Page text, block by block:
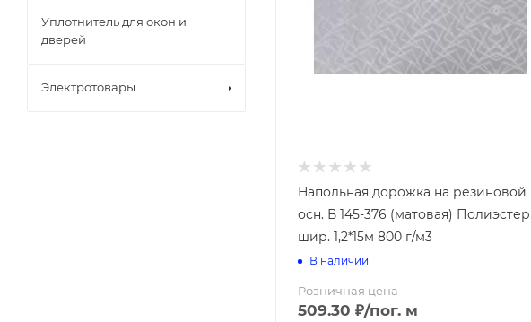
Напольная дорожка на резиновой
осн. В 145-376 (матовая) Полиэстер
шир. 1,2*15м 800 г/м3
В наличии
Розничная цена
509.30 ₽/пог. м
Клеенка "Сharme"
Клеенка "Тоскана"
Клеенка "Флер"
Решетки-сиденья для ванной
Стакан для зубных щеток
Шторы для ванной
Веники
Для посуды
Мешки для мусора
Наборы для уборки
Полотна холстопрошивные
Совки для мусора
Косы
Серпы
Уплотнитель для окон и
дверей
Электротовары